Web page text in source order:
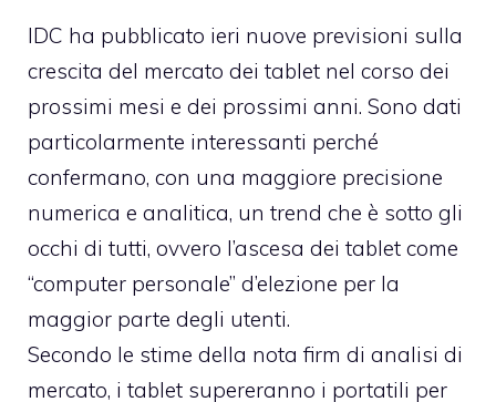
IDC ha pubblicato ieri nuove previsioni sulla
crescita del mercato dei tablet nel corso dei
prossimi mesi e dei prossimi anni. Sono dati
particolarmente interessanti perché
confermano, con una maggiore precisione
numerica e analitica, un trend che è sotto gli
occhi di tutti, ovvero l’ascesa dei tablet come
“computer personale” d’elezione per la
maggior parte degli utenti.
Secondo le stime della nota firm di analisi di
mercato, i tablet supereranno i portatili per